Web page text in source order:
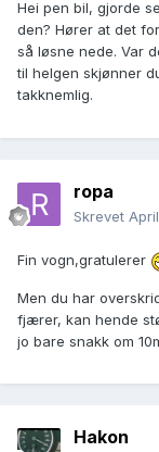
Hei pen bil, gjorde
den? Hører at det
så løsne nede. Var
til helgen skjønner
takknemlig.
ropa
Skrevet
Fin vogn,gratulerer
Men du har
fjærer, kan hende
jo bare snakk om
Hakon